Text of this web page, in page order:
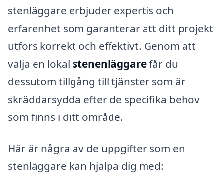
stenläggare erbjuder expertis och
erfarenhet som garanterar att ditt projekt
utförs korrekt och effektivt. Genom att
välja en lokal stenenläggarefår du
dessutom tillgång till tjänster som är
skräddarsydda efter de specifika behov
som finns i ditt område.
Här är några av de uppgifter som en
stenläggare kan hjälpa dig med: